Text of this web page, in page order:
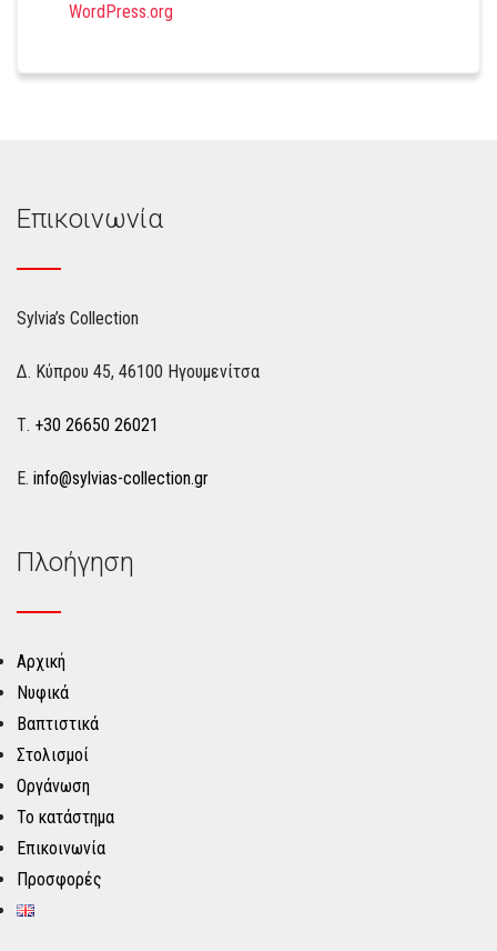
WordPress.org
Επικοινωνία
Sylvia’s Collection
Δ. Κύπρου 45, 46100 Ηγουμενίτσα
Τ. +30 26650 26021
Ε. info@sylvias-collection.gr
Πλοήγηση
Αρχική
Νυφικά
Βαπτιστικά
Στολισμοί
Οργάνωση
Το κατάστημα
Επικοινωνία
Προσφορές